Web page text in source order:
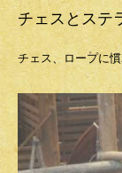
チェスとステ
チェス、ロープに
乗馬の流れ
お問い合わせ
アクセス